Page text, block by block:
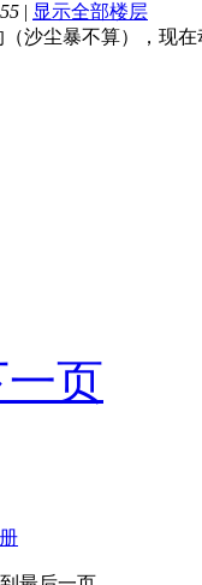
| 显示全部楼层
（沙尘暴不算），现
页